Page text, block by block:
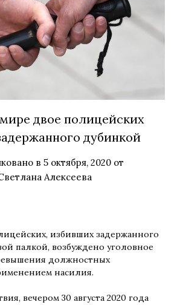
двое полицейских
дубинкой
в 5 октября, 2020 от
Алексеева
избивших задержанного
палкой, возбуждено уголовное
должностных
насилия.
вечером 30 августа 2020 года